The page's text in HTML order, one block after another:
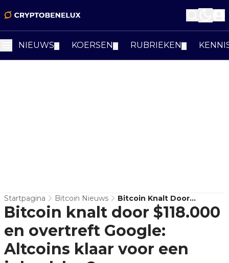
NIEUWS KOERSEN RUBRIEKEN
Startpagina Bitcoin Nieuws
Bitcoin Knalt Door
$118.000 En Overtreft
Google: Altcoins Klaar Voor
Een Inhaalslag?
Bitcoin knalt door $118.000
en overtreft Google:
Altcoins klaar voor een